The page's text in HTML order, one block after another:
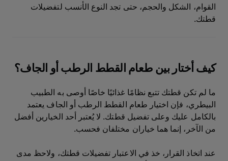
القوام، الشكل والحجم، حتى تجد النوع الأنسب لتفضيلات
قطتك.
كيف أختار بين طعام القطط الرطب أو الجاف؟
ما لم تكن قطتك تتبع نظامًا غذائيًا خاصًا أوصى به الطبيب
البيطري، فإن اختيار طعام القطط الرطب أو الجاف يعتمد
بالكامل عليك وعلى تفضيل قطتك. لا يُعتبر أحد الخيارين أفضل
من الآخر، إنما هما خياران مختلفان فحسب.
عند اتخاذ القرار، خذ في الاعتبار تفضيلات قطتك، ولاحظ مدى